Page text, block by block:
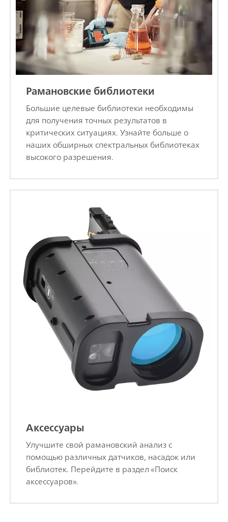
Рамановские библиотеки
Большие целевые библиотеки необходимы
для получения точных результатов в
критических ситуациях. Узнайте больше о
наших обширных спектральных библиотеках
высокого разрешения.
Аксессуары
Улучшите свой рамановский анализ с
помощью различных датчиков, насадок или
библиотек. Перейдите в раздел «Поиск
аксессуаров».